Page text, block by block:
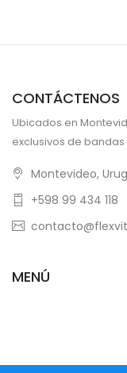
CONTÁCTENOS
Ubicados en
exclusivos de bandas
Montevideo,
+598 99 434 118
MENÚ